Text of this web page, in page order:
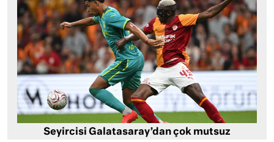
Seyircisi Galatasaray’dan çok mutsuz